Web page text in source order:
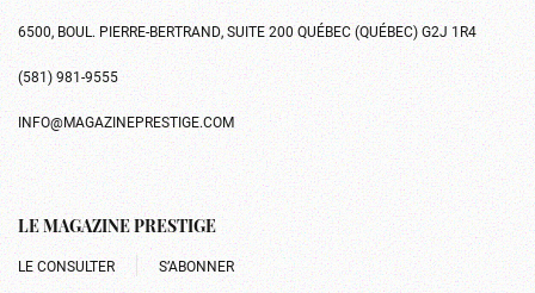
6500, BOUL. PIERRE-BERTRAND, SUITE 200 QUÉBEC (QUÉBEC) G2J 1R4
(581) 981-9555
INFO@MAGAZINEPRESTIGE.COM
LE MAGAZINE PRESTIGE
LE CONSULTER S’ABONNER